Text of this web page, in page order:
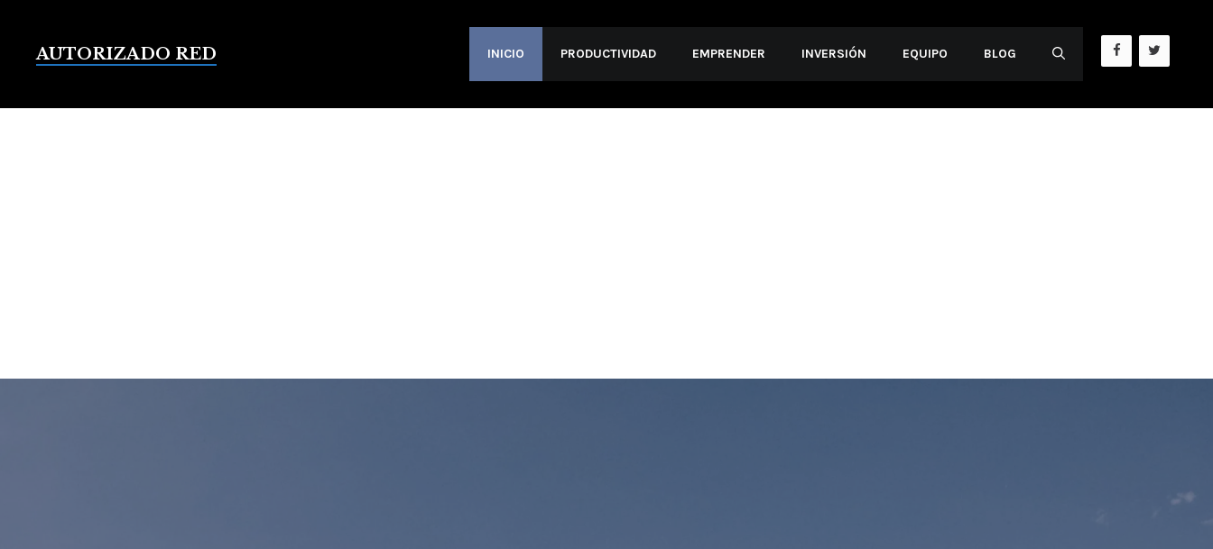
contenido
AUTORIZADO RED INICIO PRODUCTIVIDAD EMPRENDER INVERSIÓN EQUIPO BLOG